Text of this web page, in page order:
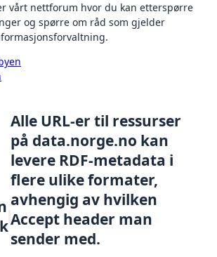
vårt nettforum hvor du kan etterspørre
og spørre om råd som gjelder
Alle URL-er til ressurser
på data.norge.no kan
levere RDF-metadata i
flere ulike formater,
avhengig av hvilken
Accept header man
sender med.